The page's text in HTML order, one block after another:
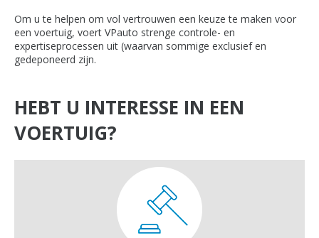
Om u te helpen om vol vertrouwen een keuze te maken voor
een voertuig, voert VPauto strenge controle- en
expertiseprocessen uit (waarvan sommige exclusief en
gedeponeerd zijn.
HEBT U INTERESSE IN EEN
VOERTUIG?